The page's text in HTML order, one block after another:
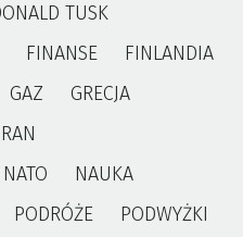
TUSK
FINANSE
FINLANDIA
GAZ
GRECJA
NATO
NAUKA
PODRÓŻE
PODWYŻKI